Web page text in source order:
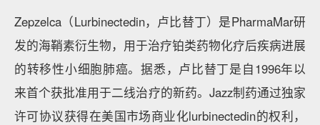
Zepzelca（Lurbinectedin，卢比替丁）是PharmaMar研
发的海鞘素衍生物，用于治疗铂类药物化疗后疾病进展
的转移性小细胞肺癌。据悉，卢比替丁是自1996年以
来首个获批准用于二线治疗的新药。Jazz制药通过独家
许可协议获得在美国市场商业化lurbinectedin的权利，